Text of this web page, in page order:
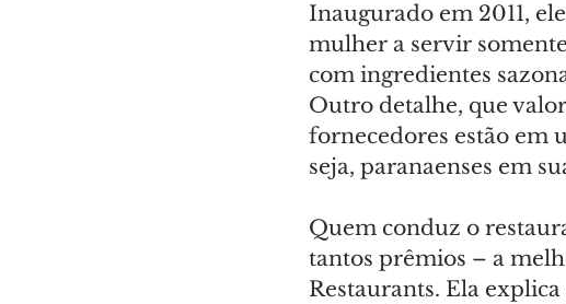
Inaugurado em 2011,
mulher a servir
com ingredientes
Outro detalhe, que
fornecedores estão em
seja, paranaenses em
Quem conduz o
tantos prêmios – a
Restaurants. Ela